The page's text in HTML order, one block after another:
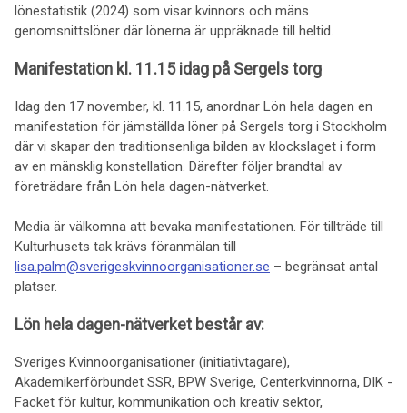
lönestatistik (2024) som visar kvinnors och mäns
genomsnittslöner där lönerna är uppräknade till heltid.
Manifestation kl. 11.15 idag på Sergels torg
Idag den 17 november, kl. 11.15, anordnar Lön hela dagen en
manifestation för jämställda löner på Sergels torg i Stockholm
där vi skapar den traditionsenliga bilden av klockslaget i form
av en mänsklig konstellation. Därefter följer brandtal av
företrädare från Lön hela dagen-nätverket.
Media är välkomna att bevaka manifestationen. För tillträde till
Kulturhusets tak krävs föranmälan till
lisa.palm@sverigeskvinnoorganisationer.se – begränsat antal
platser.
Lön hela dagen-nätverket består av:
Sveriges Kvinnoorganisationer (initiativtagare),
Akademikerförbundet SSR, BPW Sverige, Centerkvinnorna, DIK -
Facket för kultur, kommunikation och kreativ sektor,